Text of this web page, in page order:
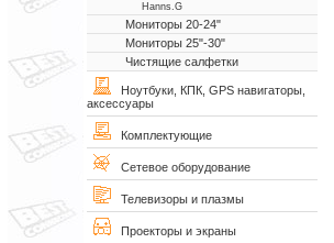
Hanns.G
Мониторы 20-24"
Мониторы 25"-30"
Чистящие салфетки
Ноутбуки, КПК, GPS навигаторы,
аксессуары
Комплектующие
Сетевое оборудование
Телевизоры и плазмы
Проекторы и экраны